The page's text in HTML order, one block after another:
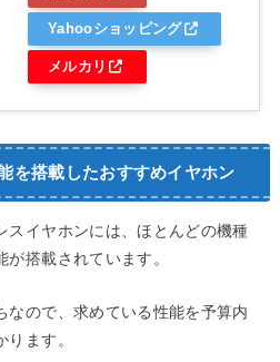
Yahooショッピング
メルカリ
を搭載したおすすめイヤホン
スイヤホンには、ほとんどの機種
搭載されています。
なので、求めている性能を予算内
ます。